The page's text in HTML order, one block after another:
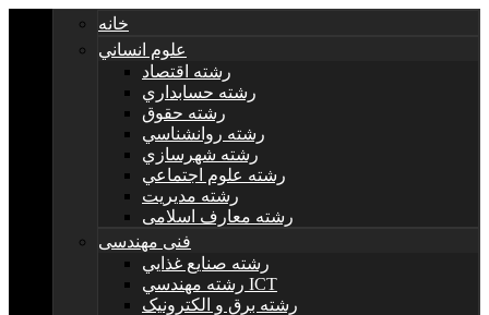
خانه
علوم انساني
رشته اقتصاد
رشته حسابداري
رشته حقوق
رشته روانشناسي
رشته شهرسازي
رشته علوم اجتماعي
رشته مديريت
رشته معارف اسلامی
فنی مهندسی
رشته صنايع غذايي
رشته مهندسي ICT
رشته برق و الکترونيک